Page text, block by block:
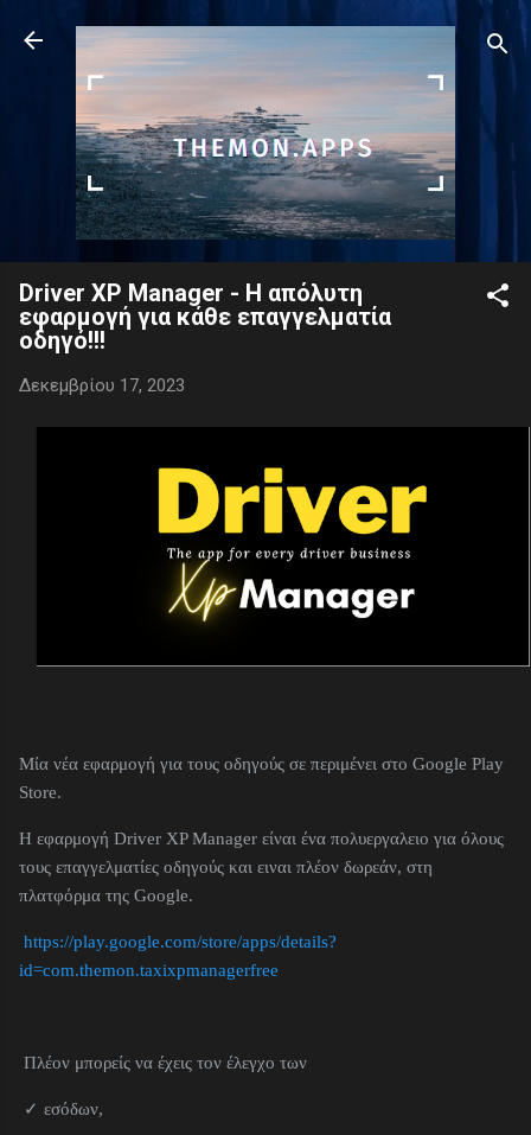
Μετάβαση στο κύριο περιεχόμενο
Driver XP Manager - Η απόλυτη
εφαρμογή για κάθε επαγγελματία
οδηγό!!!
Δεκεμβρίου 17, 2023
Μία νέα εφαρμογή για τους οδηγούς σε περιμένει στο Google Play
Store.
Η εφαρμογή Driver XP Manager είναι ένα πολυεργαλειο για όλους
τους επαγγελματίες οδηγούς και ειναι πλέον δωρεάν, στη
πλατφόρμα της Google.
https://play.google.com/store/apps/details?
id=com.themon.taxixpmanagerfree
Πλέον μπορείς να έχεις τον έλεγχο των
✓ εσόδων,